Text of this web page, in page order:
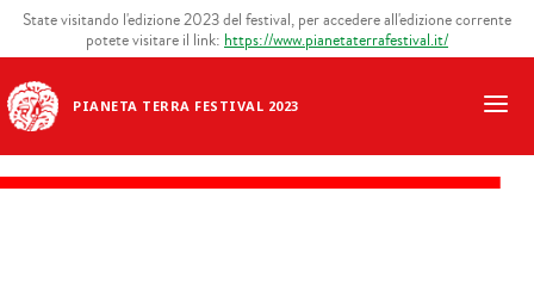
PIANETA TERRA FESTIVAL 2023
State visitando l'edizione 2023 del festival, per accedere all'edizione corrente
potete visitare il link: https://www.pianetaterrafestival.it/